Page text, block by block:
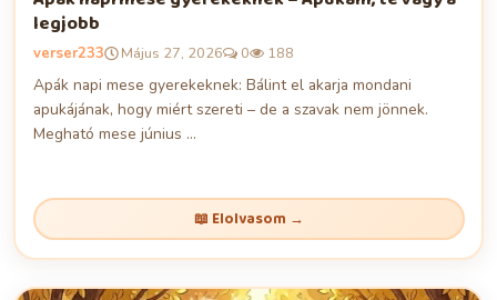
legjobb
verser233 Május 27, 2026 0 188
Apák napi mese gyerekeknek: Bálint el akarja mondani
apukájának, hogy miért szereti – de a szavak nem jönnek.
Megható mese június ...
📖 Elolvasom →